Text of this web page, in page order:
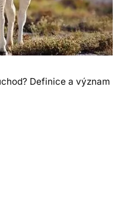
Definice a význam